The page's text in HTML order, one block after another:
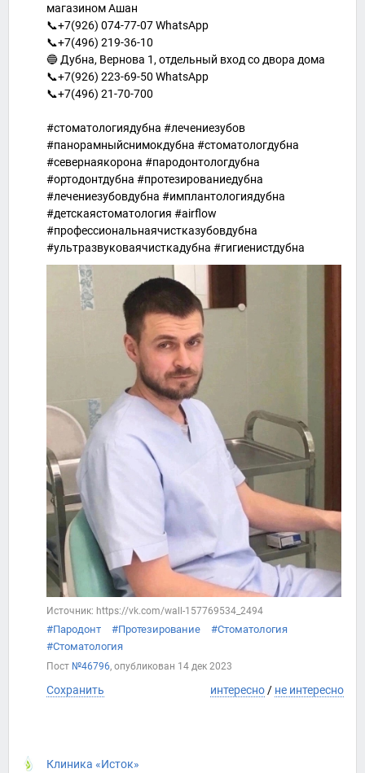
магазином Ашан
📞+7(926) 074-77-07 WhatsApp
📞+7(496) 219-36-10
🔵 Дубна, Вернова 1, отдельный вход со двора дома
📞+7(926) 223-69-50 WhatsApp
📞+7(496) 21-70-700
#стоматологиядубна #лечениезубов
#панорамныйснимокдубна #стоматологдубна
#севернаякорона #пародонтологдубна
#ортодонтдубна #протезированиедубна
#лечениезубовдубна #имплантологиядубна
#детскаястоматология #airflow
#профессиональнаячистказубовдубна
#ультразвуковаячисткадубна #гигиенистдубна
Источник: https://vk.com/wall-157769534_2494
#Пародонт #Протезирование
#Стоматология
#Стоматология
Пост №46796, опубликован 14 дек 2023
Сохранить интересно / не интересно
Клиника «Исток»